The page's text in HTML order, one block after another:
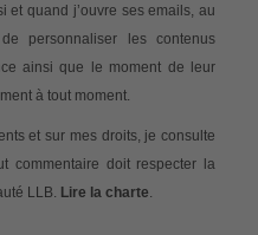
et quand j’ouvre ses emails, au
personnaliser les contenus
ainsi que le moment de leur
à tout moment.
et sur mes droits, je consulte
commentaire doit respecter la
LLB. Lire la charte